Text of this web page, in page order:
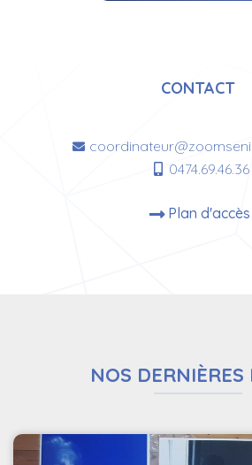
CONTACT
0474.69.46.36
Plan d'accès
NOS DERNIÈRES